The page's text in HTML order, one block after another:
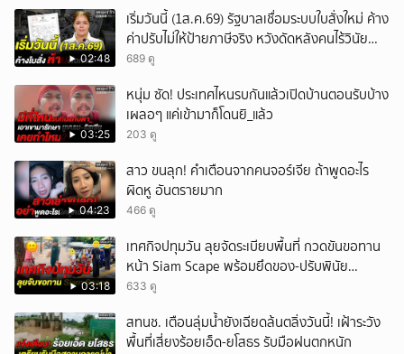
02:48
เริ่มวันนี้ (1ส.ค.69) รัฐบาลเชื่อมระบบใบสั่งใหม่ ค้าง
ค่าปรับไม่ให้ป้ายภาษีจริง หวังดัดหลังคนไร้วินัย
จราจร
689 ดู
03:25
หนุ่ม ซัด! ประเทศไหนรบกันแล้วเปิดบ้านตอนรับบ้าง
เผลอๆ แค่เข้ามาก็โดนยิ_แล้ว
203 ดู
04:23
สาว ขนลุก! คำเตือนจากคนจอร์เจีย ถ้าพูดอะไร
ผิดหู อันตรายมาก
466 ดู
03:18
เทศกิจปทุมวัน ลุยจัดระเบียบพื้นที่ กวดขันขอทาน
หน้า Siam Scape พร้อมยึดของ-ปรับพินัย
แผงลอย
633 ดู
สทนช. เตือนลุ่มน้ำยังเฉียดล้นตลิ่งวันนี้! เฝ้าระวัง
พื้นที่เสี่ยงร้อยเอ็ด-ยโสธร รับมือฝนตกหนัก